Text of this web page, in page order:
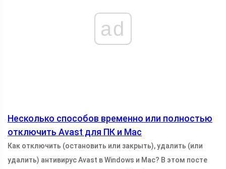
ad
Несколько способов временно или полностью
отключить Avast для ПК и Mac
Как отключить (остановить или закрыть), удалить (или
удалить) антивирус Avast в Windows и Mac? В этом посте